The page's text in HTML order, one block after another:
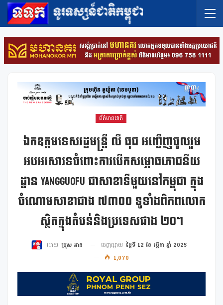
ព័ត៌មានជាតិ
ឯកឧត្តមទេសរដ្ឋមន្ត្រី លី ធុជ អញ្ជើញចូលរួម
អបអរសារទចំពោះការបើកសម្ភោធភោជនីយ
ដ្ឋាន​ Yangguofu ជាសាខាទីមួយនៅកម្ពុជា ក្នុង
ចំណោមសាខាជាង ៧៣០០ ទូទាំងពិភពលោក
ស្ថិតក្នុងតំបន់និងប្រទេសជាង ២០។
ដោយ ប្រុស អាន ចេញផ្សាយ ថ្ងៃទី 12 ខែ វច្ឆិកា ឆ្នាំ 2025
1,070